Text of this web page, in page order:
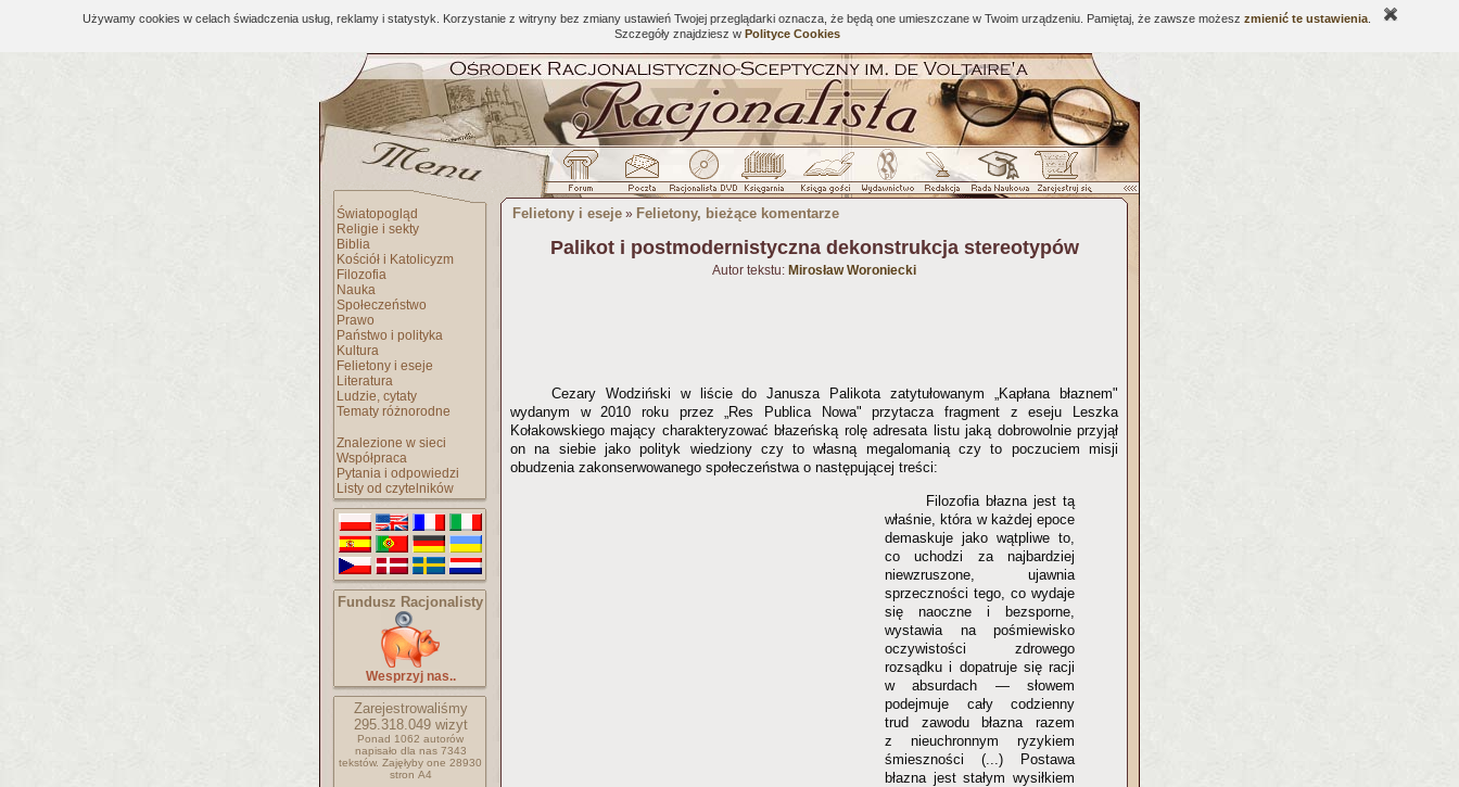
Używamy cookies w celach świadczenia usług, reklamy i statystyk. Korzystanie z witryny bez zmiany ustawień Twojej przeglądarki oznacza, że będą one umieszczane w Twoim urządzeniu. Pamiętaj, że zawsze możesz zmienić te ustawienia
Szczegóły znajdziesz w Polityce Cookies
Światopogląd
Religie i sekty
Biblia
Kościół i Katolicyzm
Filozofia
Nauka
Społeczeństwo
Prawo
Państwo i polityka
Kultura
Felietony i eseje
Literatura
Ludzie, cytaty
Tematy różnorodne
Znalezione w sieci
Współpraca
Pytania i odpowiedzi
Listy od czytelników
Fundusz Racjonalisty
Wesprzyj nas..
Zarejestrowaliśmy
295.318.049wizyt
Ponad 1062 autorów
napisało dla nas 7343
tekstów. Zajęłyby one 28930
stron A4
Felietony i eseje » Felietony, bieżące komentarze
Palikot i postmodernistyczna dekonstrukcja stereotypów
Autor tekstu: Mirosław Woroniecki
Cezary Wodziński w liście do Janusza Palikota zatytułowanym „Kapłana błaznem"
wydanym w 2010 roku przez „Res Publica Nowa" przytacza fragment z eseju Leszka
Kołakowskiego mający charakteryzować błazeńską rolę adresata listu jaką dobrowolnie przyjął
on na siebie jako polityk wiedziony czy to własną megalomanią czy to poczuciem misji
obudzenia zakonserwowanego społeczeństwa o następującej treści:
Filozofia błazna jest tą
właśnie, która w każdej epoce
demaskuje jako wątpliwe to,
co uchodzi za najbardziej
niewzruszone, ujawnia
sprzeczności tego, co wydaje
się naoczne i bezsporne,
wystawia na pośmiewisko
oczywistości zdrowego
rozsądku i dopatruje się racji
w absurdach — słowem
podejmuje cały codzienny
trud zawodu błazna razem
z nieuchronnym ryzykiem
śmieszności (...) Postawa
błazna jest stałym wysiłkiem